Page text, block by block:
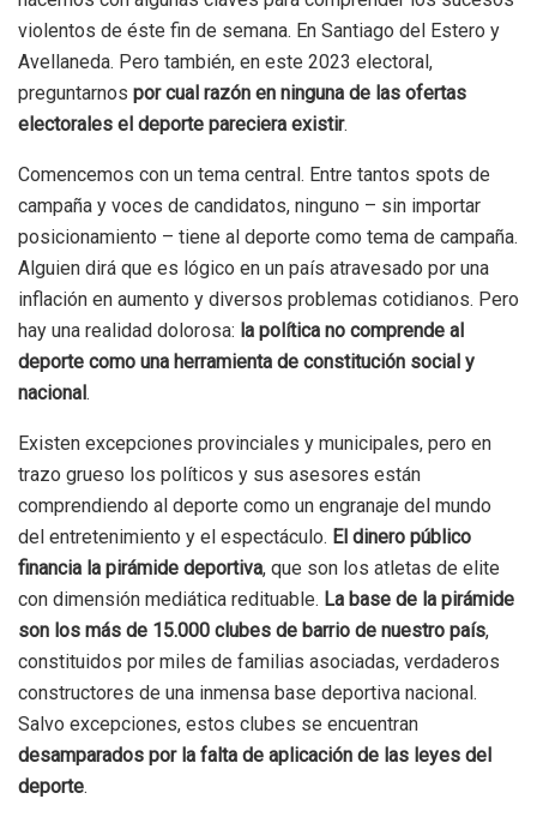
violentos de éste fin de semana. En Santiago del Estero y
Avellaneda. Pero también, en este 2023 electoral,
preguntarnos por cual razón en ninguna de las ofertas
electorales el deporte pareciera existir.
Comencemos con un tema central. Entre tantos spots de
campaña y voces de candidatos, ninguno – sin importar
posicionamiento – tiene al deporte como tema de campaña.
Alguien dirá que es lógico en un país atravesado por una
inflación en aumento y diversos problemas cotidianos. Pero
hay una realidad dolorosa: la política no comprende al
deporte como una herramienta de constitución social y
nacional.
Existen excepciones provinciales y municipales, pero en
trazo grueso los políticos y sus asesores están
comprendiendo al deporte como un engranaje del mundo
del entretenimiento y el espectáculo. El dinero público
financia la pirámide deportiva, que son los atletas de elite
con dimensión mediática redituable. La base de la pirámide
son los más de 15.000 clubes de barrio de nuestro país,
constituidos por miles de familias asociadas, verdaderos
constructores de una inmensa base deportiva nacional.
Salvo excepciones, estos clubes se encuentran
desamparados por la falta de aplicación de las leyes del
deporte.